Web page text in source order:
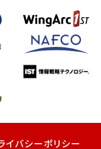
イバシーポリシー